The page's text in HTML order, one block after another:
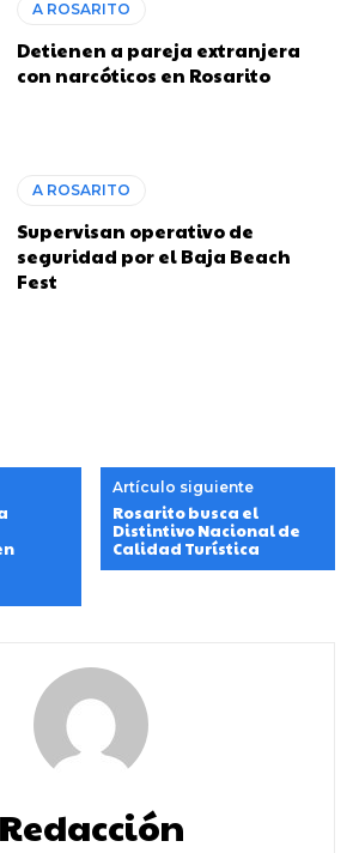
A ROSARITO
Detienen a pareja extranjera
con narcóticos en Rosarito
A ROSARITO
Supervisan operativo de
seguridad por el Baja Beach
Fest
Artículo siguiente
Rosarito busca el
Distintivo Nacional de
Calidad Turística
Redacción